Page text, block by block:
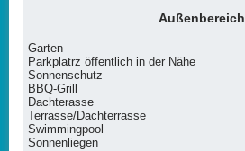
Außenbereich
Garten
Parkplatrz öffentlich in der Nähe
Sonnenschutz
BBQ-Grill
Dachterasse
Terrasse/Dachterrasse
Swimmingpool
Sonnenliegen